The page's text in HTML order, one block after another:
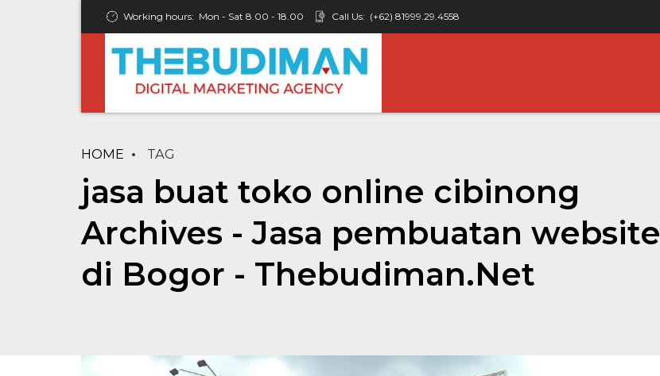
Working hours: Mon - Sat 8.00 - 18.00 Call Us: (+62) 81999.29.4558
HOME TAG
jasa buat toko online cibinong
Archives - Jasa pembuatan website
di Bogor - Thebudiman.Net